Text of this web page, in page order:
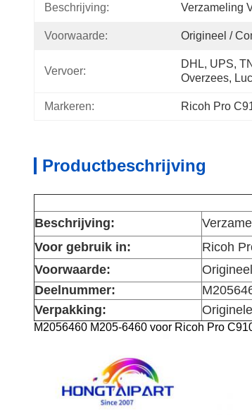
Beschrijving: Verzameling
Voorwaarde: Origineel /
Vervoer:
DHL, UPS,
Overzees,
Markeren: Ricoh Pro
Productbeschrijving
Beschrijving:
Voor gebruik in:
Ricoh
Voorwaarde:
Deelnummer:
Verpakking:
M2056460 M205-6460 voor Ricoh Pro